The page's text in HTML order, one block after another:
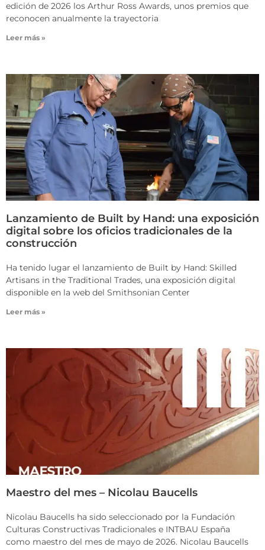
edición de 2026 los Arthur Ross Awards, unos premios que
reconocen anualmente la trayectoria
Leer más »
Lanzamiento de Built by Hand: una exposición
digital sobre los oficios tradicionales de la
construcción
Ha tenido lugar el lanzamiento de Built by Hand: Skilled
Artisans in the Traditional Trades, una exposición digital
disponible en la web del Smithsonian Center
Leer más »
Maestro del mes – Nicolau Baucells
Nicolau Baucells ha sido seleccionado por la Fundación
Culturas Constructivas Tradicionales e INTBAU España
como maestro del mes de mayo de 2026. Nicolau Baucells